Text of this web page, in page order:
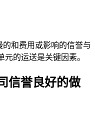
和费用或影响的信誉与
的运送是关键因素。
信誉良好的做